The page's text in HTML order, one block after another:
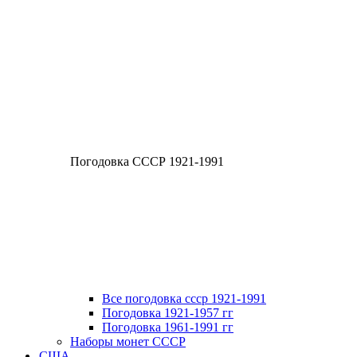
Погодовка СССР 1921-1991
Все погодовка ссср 1921-1991
Погодовка 1921-1957 гг
Погодовка 1961-1991 гг
Наборы монет СССР